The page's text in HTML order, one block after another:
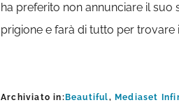
ha preferito non annunciare il suo
prigione e farà di tutto per
Archiviato in: Beautiful, Mediaset